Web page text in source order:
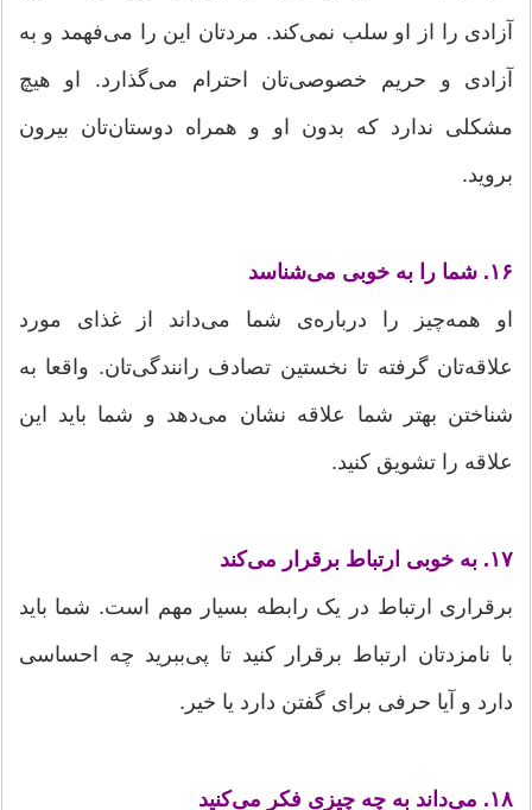
آزادی را از او سلب نمی‌کند. مردتان این را می‌فهمد و به
آزادی و حریم خصوصی‌تان احترام می‌گذارد. او هیچ
مشکلی ندارد که بدون او و همراه دوستان‌تان بیرون
بروید.
۱۶. شما را به خوبی می‌شناسد
او همه‌چیز را درباره‌ی شما می‌داند از غذای مورد
علاقه‌تان گرفته تا نخستین تصادف رانندگی‌تان. واقعا به
شناختن بهتر شما علاقه نشان می‌دهد و شما باید این
علاقه را تشویق کنید.
۱۷. به خوبی ارتباط برقرار می‌کند
برقراری ارتباط در یک رابطه بسیار مهم است. شما باید
با نامزدتان ارتباط برقرار کنید تا پی‌ببرید چه احساسی
دارد و آیا حرفی برای گفتن دارد یا خیر.
۱۸. می‌داند به چه چیزی فکر می‌کنید